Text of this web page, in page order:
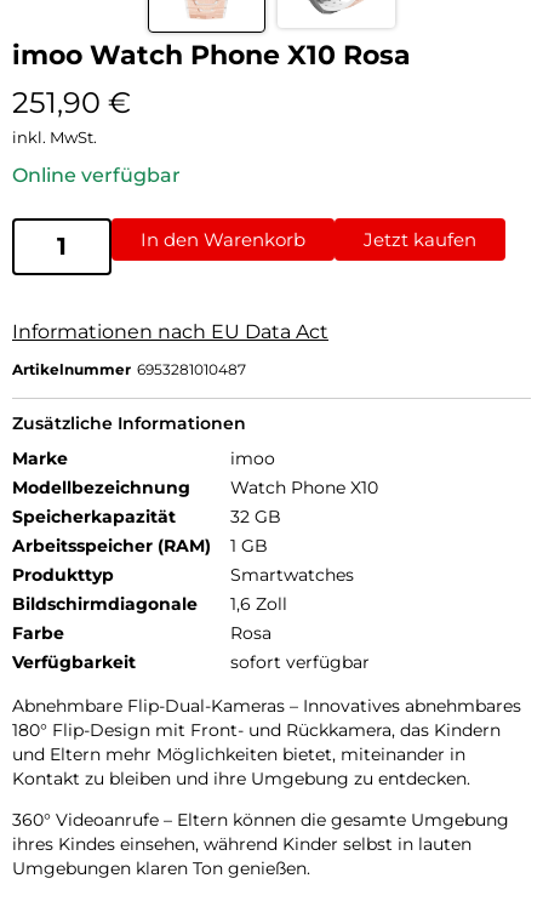
imoo Watch Phone X10 Rosa
251,90 €
inkl. MwSt.
Online verfügbar
In den Warenkorb Jetzt kaufen
Informationen nach EU Data Act
Artikelnummer 6953281010487
Zusätzliche Informationen
Marke
imoo
Modellbezeichnung
Watch Phone X10
Speicherkapazität
32 GB
Arbeitsspeicher (RAM)
1 GB
Produkttyp
Smartwatches
Bildschirmdiagonale
1,6 Zoll
Farbe
Rosa
Verfügbarkeit
sofort verfügbar
Abnehmbare Flip-Dual-Kameras – Innovatives abnehmbares
180° Flip-Design mit Front- und Rückkamera, das Kindern
und Eltern mehr Möglichkeiten bietet, miteinander in
Kontakt zu bleiben und ihre Umgebung zu entdecken.
360° Videoanrufe – Eltern können die gesamte Umgebung
ihres Kindes einsehen, während Kinder selbst in lauten
Umgebungen klaren Ton genießen.